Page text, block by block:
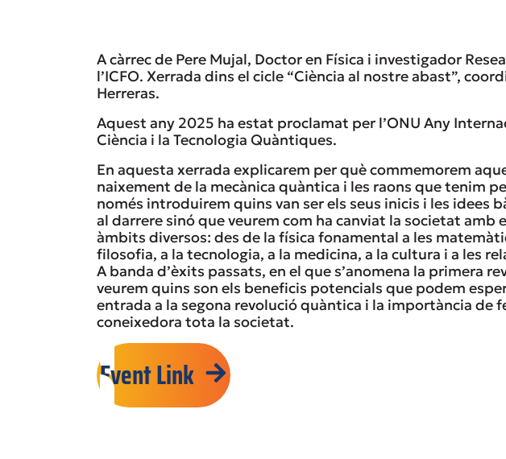
A càrrec de Pere Mujal, Doctor en Física i investigador
l’ICFO. Xerrada dins el cicle “Ciència al nostre abast”,
Herreras.
Aquest any 2025 ha estat proclamat per l’ONU Any
Ciència i la Tecnologia Quàntiques.
En aquesta xerrada explicarem per què commemorem
naixement de la mecànica quàntica i les raons que tenim
només introduirem quins van ser els seus inicis i les idees
al darrere sinó que veurem com ha canviat la societat amb
àmbits diversos: des de la física fonamental a les
filosofia, a la tecnologia, a la medicina, a la cultura i a les
A banda d’èxits passats, en el que s’anomena la primera
veurem quins son els beneficis potencials que podem
entrada a la segona revolució quàntica i la importància de
coneixedora tota la societat.
Event Link